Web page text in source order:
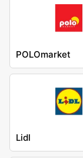
POLOmarket
Lidl